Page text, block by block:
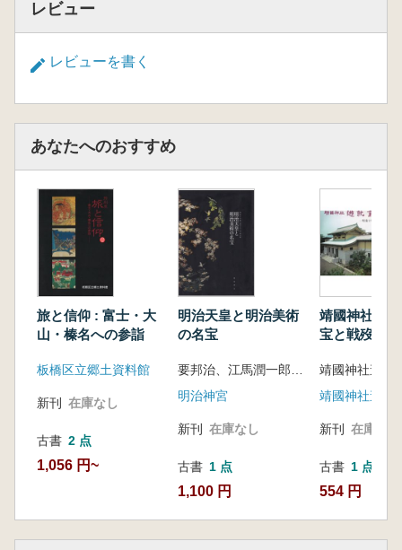
レビュー
レビューを書く
あなたへのおすすめ
旅と信仰 : 富士・大
山・榛名への参詣
板橋区立郷土資料館
新刊 在庫なし
古書 2 点
1,056 円~
明治天皇と明治美術
の名宝
明治神宮
新刊 在庫なし
古書 1 点
1,100 円
靖國神社遊
宝と戦歿者
靖國神社遊
靖國神社遊就
新刊 在庫なし
古書 1 点
554 円